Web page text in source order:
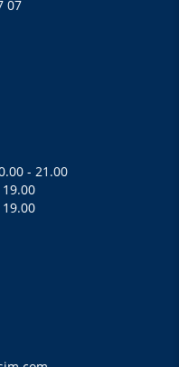
07
- 21.00